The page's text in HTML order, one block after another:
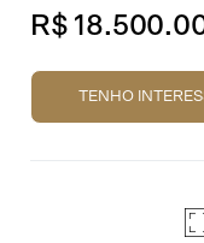
R$
TENHO